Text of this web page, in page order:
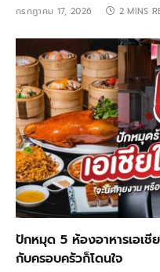
กรกฎาคม 17, 2026 2 MINS
ปักหมุด 5 ห้องอาหารเอเชี
กับครอบครัวก็โดนใจ